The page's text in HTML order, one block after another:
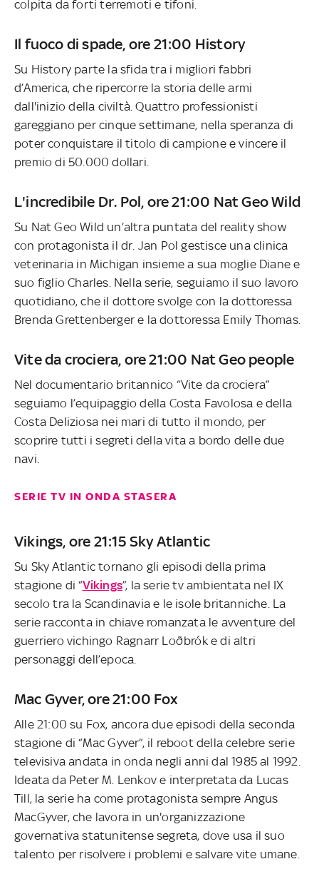
colpita da forti terremoti e tifoni.
Il fuoco di spade, ore 21:00 History
Su History parte la sfida tra i migliori fabbri
d’America, che ripercorre la storia delle armi
dall'inizio della civiltà. Quattro professionisti
gareggiano per cinque settimane, nella speranza di
poter conquistare il titolo di campione e vincere il
premio di 50.000 dollari.
L'incredibile Dr. Pol, ore 21:00 Nat Geo Wild
Su Nat Geo Wild un’altra puntata del reality show
con protagonista il dr. Jan Pol gestisce una clinica
veterinaria in Michigan insieme a sua moglie Diane e
suo figlio Charles. Nella serie, seguiamo il suo lavoro
quotidiano, che il dottore svolge con la dottoressa
Brenda Grettenberger e la dottoressa Emily Thomas.
Vite da crociera, ore 21:00 Nat Geo people
Nel documentario britannico “Vite da crociera”
seguiamo l’equipaggio della Costa Favolosa e della
Costa Deliziosa nei mari di tutto il mondo, per
scoprire tutti i segreti della vita a bordo delle due
navi.
SERIE TV IN ONDA STASERA
Vikings, ore 21:15 Sky Atlantic
Su Sky Atlantic tornano gli episodi della prima
stagione di “Vikings”, la serie tv ambientata nel IX
secolo tra la Scandinavia e le isole britanniche. La
serie racconta in chiave romanzata le avventure del
guerriero vichingo Ragnarr Loðbrók e di altri
personaggi dell’epoca.
Mac Gyver, ore 21:00 Fox
Alle 21:00 su Fox, ancora due episodi della seconda
stagione di “Mac Gyver”, il reboot della celebre serie
televisiva andata in onda negli anni dal 1985 al 1992.
Ideata da Peter M. Lenkov e interpretata da Lucas
Till, la serie ha come protagonista sempre Angus
MacGyver, che lavora in un'organizzazione
governativa statunitense segreta, dove usa il suo
talento per risolvere i problemi e salvare vite umane.